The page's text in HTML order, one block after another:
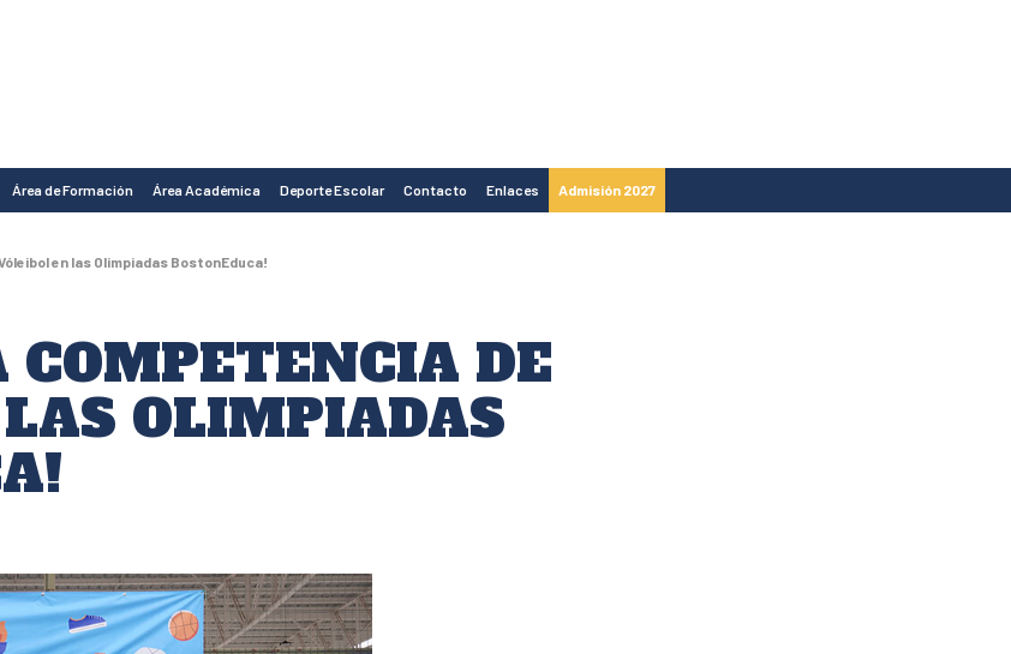
Área de Formación Área Académica Deporte Escolar Contacto Enlaces Admisión 2027
en las Olimpiadas BostonEduca!
COMPETENCIA DE
OLIMPIADAS